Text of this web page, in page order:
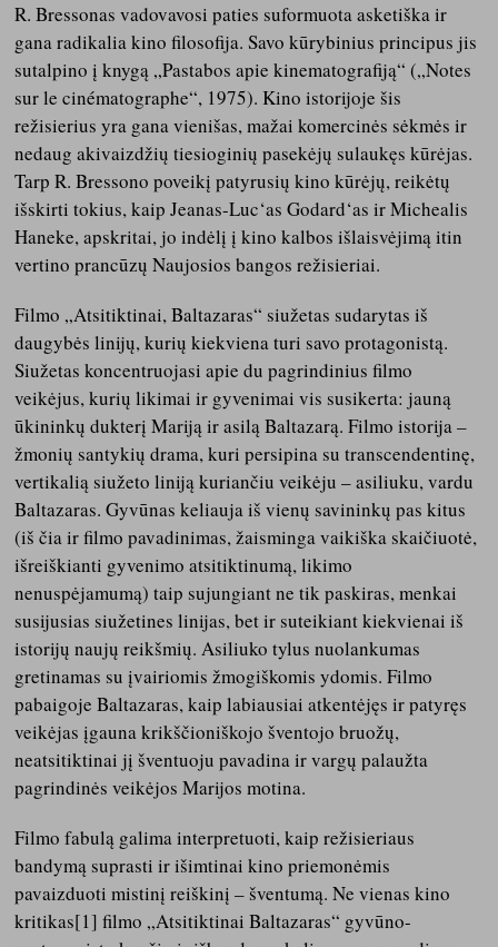
R. Bressonas vadovavosi paties suformuota asketiška ir
gana radikalia kino filosofija. Savo kūrybinius principus jis
sutalpino į knygą „Pastabos apie kinematografiją“ („Notes
sur le cinématographe“, 1975). Kino istorijoje šis
režisierius yra gana vienišas, mažai komercinės sėkmės ir
nedaug akivaizdžių tiesioginių pasekėjų sulaukęs kūrėjas.
Tarp R. Bressono poveikį patyrusių kino kūrėjų, reikėtų
išskirti tokius, kaip Jeanas-Luc‘as Godard‘as ir Michealis
Haneke, apskritai, jo indėlį į kino kalbos išlaisvėjimą itin
vertino prancūzų Naujosios bangos režisieriai.
Filmo „Atsitiktinai, Baltazaras“ siužetas sudarytas iš
daugybės linijų, kurių kiekviena turi savo protagonistą.
Siužetas koncentruojasi apie du pagrindinius filmo
veikėjus, kurių likimai ir gyvenimai vis susikerta: jauną
ūkininkų dukterį Mariją ir asilą Baltazarą. Filmo istorija –
žmonių santykių drama, kuri persipina su transcendentinę,
vertikalią siužeto liniją kuriančiu veikėju – asiliuku, vardu
Baltazaras. Gyvūnas keliauja iš vienų savininkų pas kitus
(iš čia ir filmo pavadinimas, žaisminga vaikiška skaičiuotė,
išreiškianti gyvenimo atsitiktinumą, likimo
nenuspėjamumą) taip sujungiant ne tik paskiras, menkai
susijusias siužetines linijas, bet ir suteikiant kiekvienai iš
istorijų naujų reikšmių. Asiliuko tylus nuolankumas
gretinamas su įvairiomis žmogiškomis ydomis. Filmo
pabaigoje Baltazaras, kaip labiausiai atkentėjęs ir patyręs
veikėjas įgauna krikščioniškojo šventojo bruožų,
neatsitiktinai jį šventuoju pavadina ir vargų palaužta
pagrindinės veikėjos Marijos motina.
Filmo fabulą galima interpretuoti, kaip režisieriaus
bandymą suprasti ir išimtinai kino priemonėmis
pavaizduoti mistinį reiškinį – šventumą. Ne vienas kino
kritikas[1] filmo „Atsitiktinai Baltazaras“ gyvūno-